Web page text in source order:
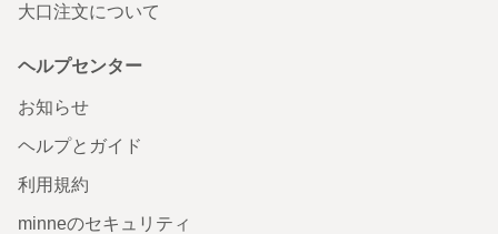
大口注文について
ヘルプセンター
お知らせ
ヘルプとガイド
利用規約
minneのセキュリティ